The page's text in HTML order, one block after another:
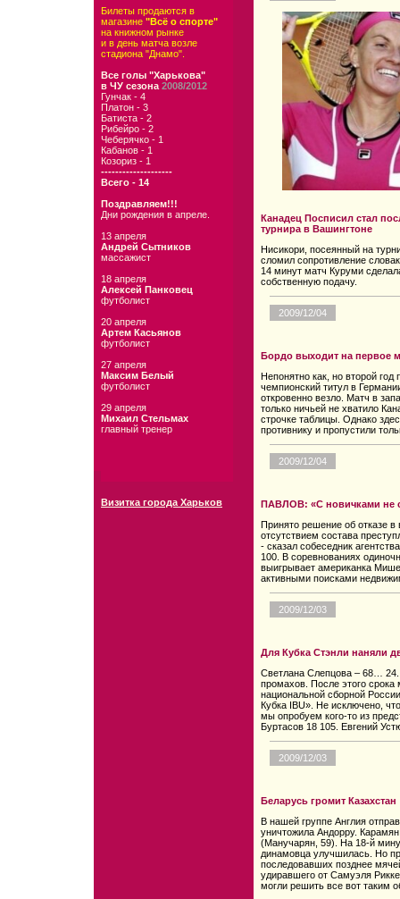
Билеты продаются в
магазине "Всё о спорте"
на книжном рынке
и в день матча возле
стадиона "Днамо".
Все голы "Харькова"
в ЧУ сезона 2008/2012
Гунчак - 4
Платон - 3
Батиста - 2
Рибейро - 2
Чеберячко - 1
Кабанов - 1
Козориз - 1
--------------------
Всего - 14
Поздравляем!!!
Дни рождения в апреле.
13 апреля
Андрей Сытников
массажист
18 апреля
Алексей Панковец
футболист
20 апреля
Артем Касьянов
футболист
27 апреля
Максим Белый
футболист
29 апреля
Михаил Стельмах
главный тренер
Визитка города Харьков
Канадец Посписил стал
турнира в Вашингтоне
Нисикори, посеянный на
сломил сопротивление
14 минут матч Куруми
собственную подачу.
2009/12/04
Бордо выходит на первое
Непонятно как, но второй
чемпионский титул в
откровенно везло. Матч в
только ничьей не хватило
строчке таблицы. Однако
противнику и пропустили
2009/12/04
ПАВЛОВ: «С новичками не
Принято решение об отказе в
отсутствием состава
- сказал собеседник
100. В соревнованиях
выигрывает американка
активными поисками
2009/12/03
Для Кубка Стэнли наняли
Светлана Слепцова – 68… 24.
промахов. После этого
национальной сборной
Кубка IBU». Не исключено,
мы опробуем кого-то из
Буртасов 18 105. Евгений
2009/12/03
Беларусь громит Казахстан
В нашей группе Англия
уничтожила Андорру.
(Манучарян, 59). На 18-й
динамовца улучшилась. Но
последовавших позднее
удиравшего от Самуэля
могли решить все вот таким